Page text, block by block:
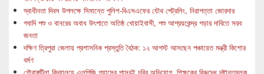
স্বাধীনতা দিবস উপলক্ষে সিমান্তে পুলিশ-বিএসএফের যৌথ পেট্রলিং, নিরাপত্তা জোরদার
গবাদি পশু ও বানরের অবাধ উৎপাতে অতিষ্ঠ খোয়াইবাসী, পশু আশ্রয়কেন্দ্র গড়ার দাবিতে সরব
জনতা
দক্ষিণ ত্রিপুরা জেলায় প্রশাসনিক প্রস্তুতি বৈঠক: ১২ আগস্ট আসছেন পঞ্চায়েত মন্ত্রী কিশোর
বর্মণ